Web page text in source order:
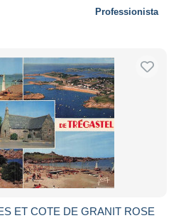
Professionista
ET COTE DE GRANIT ROSE